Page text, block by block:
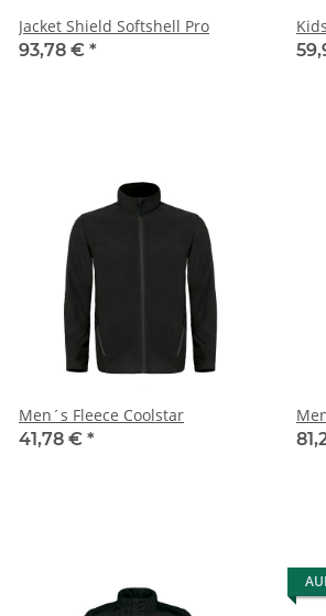
Jacket Shield Softshell Pro
93,78 € *
Men´s Fleece Coolstar
41,78 € *